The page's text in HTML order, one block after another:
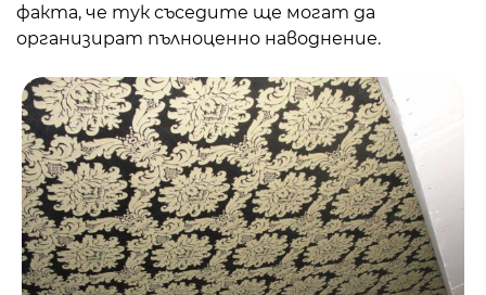
факта, че тук съседите ще могат да
организират пълноценно наводнение.